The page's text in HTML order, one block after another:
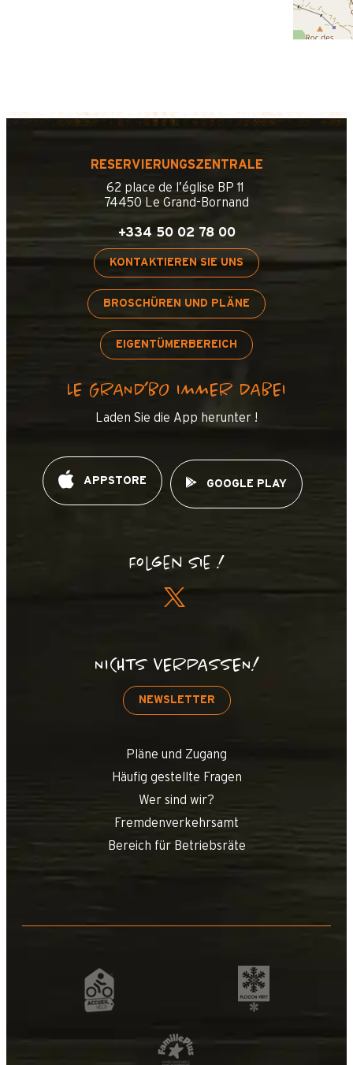
RESERVIERUNGSZENTRALE
62 place de l’église BP 11
74450 Le Grand-Bornand
+334 50 02 78 00
KONTAKTIEREN SIE UNS
BROSCHÜREN UND PLÄNE
EIGENTÜMERBEREICH
LE GRAND’BO IMMER DABEI
Laden Sie die App herunter !
APPSTORE GOOGLE PLAY
Folgen Sie !
NICHTS VERPASSEN!
NEWSLETTER
Pläne und Zugang
Häufig gestellte Fragen
Wer sind wir?
Fremdenverkehrsamt
Bereich für Betriebsräte